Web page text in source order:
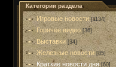
Категории раздела
Игровые новости [1134]
Горячее видео [36]
Выставки [34]
Железные новости [85]
Краткие новости дня [60]